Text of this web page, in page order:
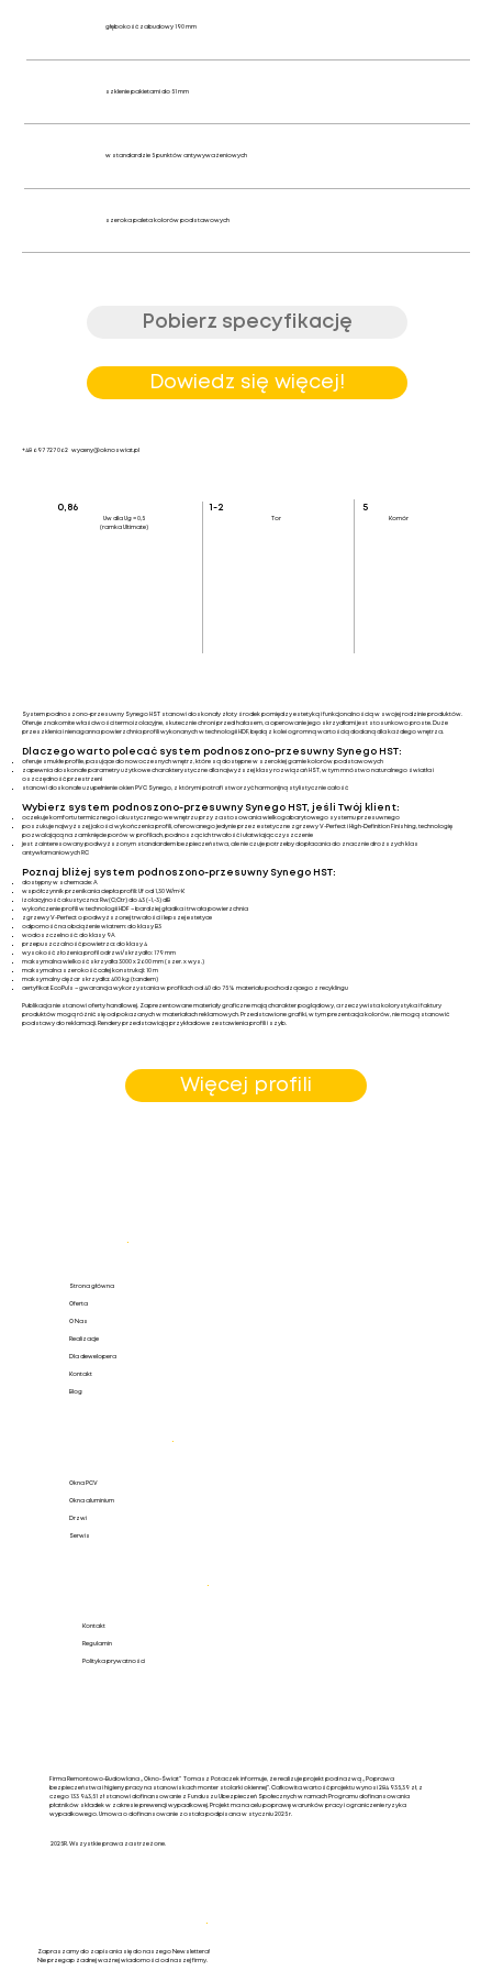
głębokość zabudowy 190 mm
szklenie pakietami do 51 mm
w standardzie 5 punktów antywyważeniowych
szeroka paleta kolorów podstawowych
Pobierz specyfikację
Dowiedz się więcej!
+48 697 727 062wyceny@oknoswiat.pl
0,86
Uw dla Ug = 0,5
(ramka Ultimate)
1-2
Tor
5
Komór
System podnoszono-przesuwny Synego HST stanowi doskonały złoty środek pomiędzy estetyką i funkcjonalnością w swojej rodzinie produktów.
Oferuje znakomite właściwości termoizolacyjne, skutecznie chroni przed hałasem, a operowanie jego skrzydłami jest stosunkowo proste. Duże
przeszklenia i nienaganna powierzchnia profili wykonanych w technologii HDF, będą z kolei ogromną wartością dodaną dla każdego wnętrza.
Dlaczego warto polecać system podnoszono-przesuwny Synego HST:
oferuje smukłe profile, pasujące do nowoczesnych wnętrz, które są dostępne w szerokiej gamie kolorów podstawowych
zapewnia doskonałe parametry użytkowe charakterystyczne dla najwyższej klasy rozwiązań HST, w tym mnóstwo naturalnego światła i
oszczędność przestrzeni
stanowi doskonałe uzupełnienie okien PVC Synego, z którymi potrafi stworzyć harmonijną stylistycznie całość
Wybierz system podnoszono-przesuwny Synego HST, jeśli Twój klient:
oczekuje komfortu termicznego i akustycznego we wnętrzu przy zastosowania wielkogabarytowego systemu przesuwnego
poszukuje najwyższej jakości wykończenia profili, oferowanego jedynie przez estetyczne zgrzewy V-Perfect i High-Definition Finishing, technologię
pozwalającą na zamknięcie porów w profilach, podnosząc ich trwałość i ułatwiając czyszczenie
jest zainteresowany podwyższonym standardem bezpieczeństwa, ale nie czuje potrzeby dopłacania do znacznie droższych klas
antywłamaniowych RC
Poznaj bliżej system podnoszono-przesuwny Synego HST:
dostępny w schemacie: A
współczynnik przenikania ciepła profili: Uf od 1,30 W/m²K
izolacyjność akustyczna: Rw(C;Ctr) do 43 (-1,-3) dB
wykończenie profili w technologii HDF – bardziej gładka i trwała powierzchnia
zgrzewy V-Perfect o podwyższonej trwałości i lepszej estetyce
odporność na obciążenie wiatrem: do klasy B3
wodoszczelność: do klasy 9A
przepuszczalność powietrza: do klasy 4
wysokość złożenia profil odrzwi/skrzydło: 179 mm
maksymalna wielkość skrzydła 3000 x 2600 mm (szer. x wys.)
maksymalna szerokość całej konstrukcji: 10 m
maksymalny ciężar skrzydła: 400 kg (tandem)
certyfikat EcoPuls – gwarancja wykorzystania w profilach od 40 do 75% materiału pochodzącego z recyklingu
Publikacja nie stanowi oferty handlowej. Zaprezentowane materiały graficzne mają charakter poglądowy, a rzeczywista kolorystyka i faktury
produktów mogą różnić się od pokazanych w materiałach reklamowych. Przedstawione grafiki, w tym prezentacja kolorów, nie mogą stanowić
podstawy do reklamacji. Rendery przedstawiają przykładowe zestawienia profili i szyb.
Więcej profili
Mapa strony.
Strona główna
Oferta
O Nas
Realizacje
Dla dewelopera
Kontakt
Blog
Oferta.
Okna PCV
Okna aluminium
Drzwi
Serwis
Kontakt
Regulamin
Polityka prywatności
Firma Remontowo-Budowlana „Okno-Świat” Tomasz Potaczek informuje, że realizuje projekt pod nazwą „Poprawa
bezpieczeństwa i higieny pracy na stanowiskach monter stolarki okiennej”. Całkowita wartość projektu wynosi 284 935,39 zł, z
czego 133 943,51 zł stanowi dofinansowanie z Funduszu Ubezpieczeń Społecznych w ramach Programu dofinansowania
płatników składek w zakresie prewencji wypadkowej. Projekt ma na celu poprawę warunków pracy i ograniczenie ryzyka
wypadkowego. Umowa o dofinansowanie została podpisana w styczniu 2025 r.
2025R. Wszystkie prawa zastrzeżone.
.
Zapraszamy do zapisania się do naszego Newslettera!
Nie przegap żadnej ważnej wiadomości od naszej firmy.